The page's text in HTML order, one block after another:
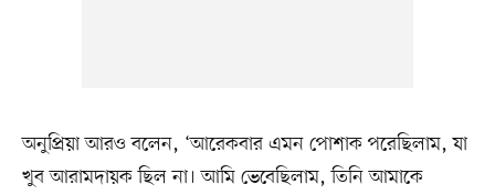
অনুপ্রিয়া আরও বলেন, ‘আরেকবার এমন পোশাক পরেছিলাম, যা
খুব আরামদায়ক ছিল না। আমি ভেবেছিলাম, তিনি আমাকে